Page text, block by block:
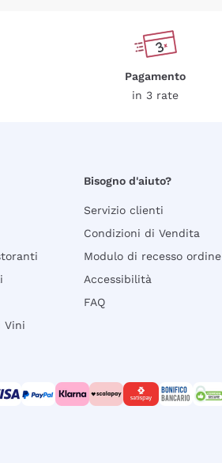
Pagamento
in 3 rate
Vini
Bisogno d'aiuto?
Servizio clienti
Condizioni di Vendita
Modulo di recesso ordine
Accessibilità
FAQ